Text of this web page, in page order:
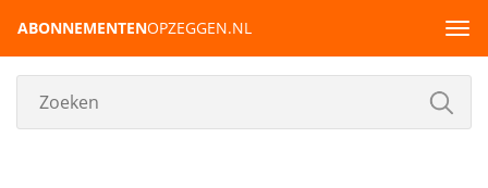
ABONNEMENTENOPZEGGEN.NL